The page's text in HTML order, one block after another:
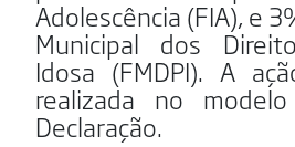
Adolescência (FIA), e
Municipal dos
Idosa (FMDPI). A
realizada no
Declaração.